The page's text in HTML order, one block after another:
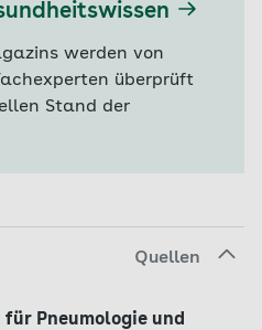
werden von
überprüft
Stand der
Quellen
Pneumologie und